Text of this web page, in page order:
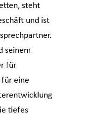
steht
und ist
seinem
für
eine
tiefes